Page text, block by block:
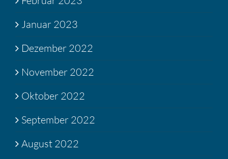
Januar 2023
Dezember 2022
November 2022
Oktober 2022
September 2022
August 2022